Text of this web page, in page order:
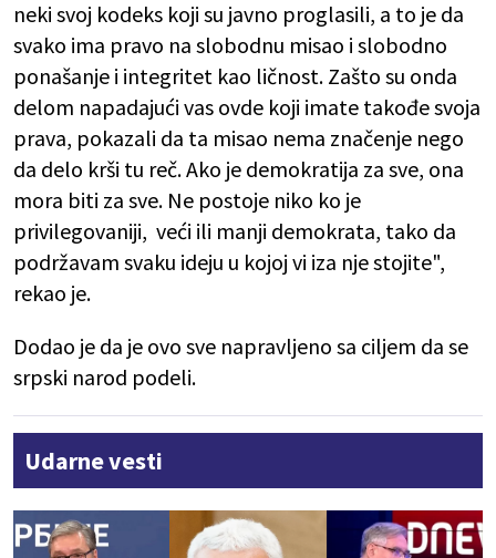
neki svoj kodeks koji su javno proglasili, a to je da
svako ima pravo na slobodnu misao i slobodno
ponašanje i integritet kao ličnost. Zašto su onda
delom napadajući vas ovde koji imate takođe svoja
prava, pokazali da ta misao nema značenje nego
da delo krši tu reč. Ako je demokratija za sve, ona
mora biti za sve. Ne postoje niko ko je
privilegovaniji, veći ili manji demokrata, tako da
podržavam svaku ideju u kojoj vi iza nje stojite",
rekao je.
Dodao je da je ovo sve napravljeno sa ciljem da se
srpski narod podeli.
Udarne vesti